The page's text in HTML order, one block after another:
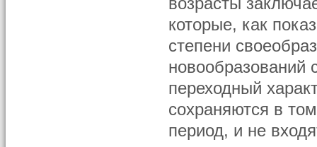
которые, как
степени
новообразований
переходный
сохраняются в
период, и не